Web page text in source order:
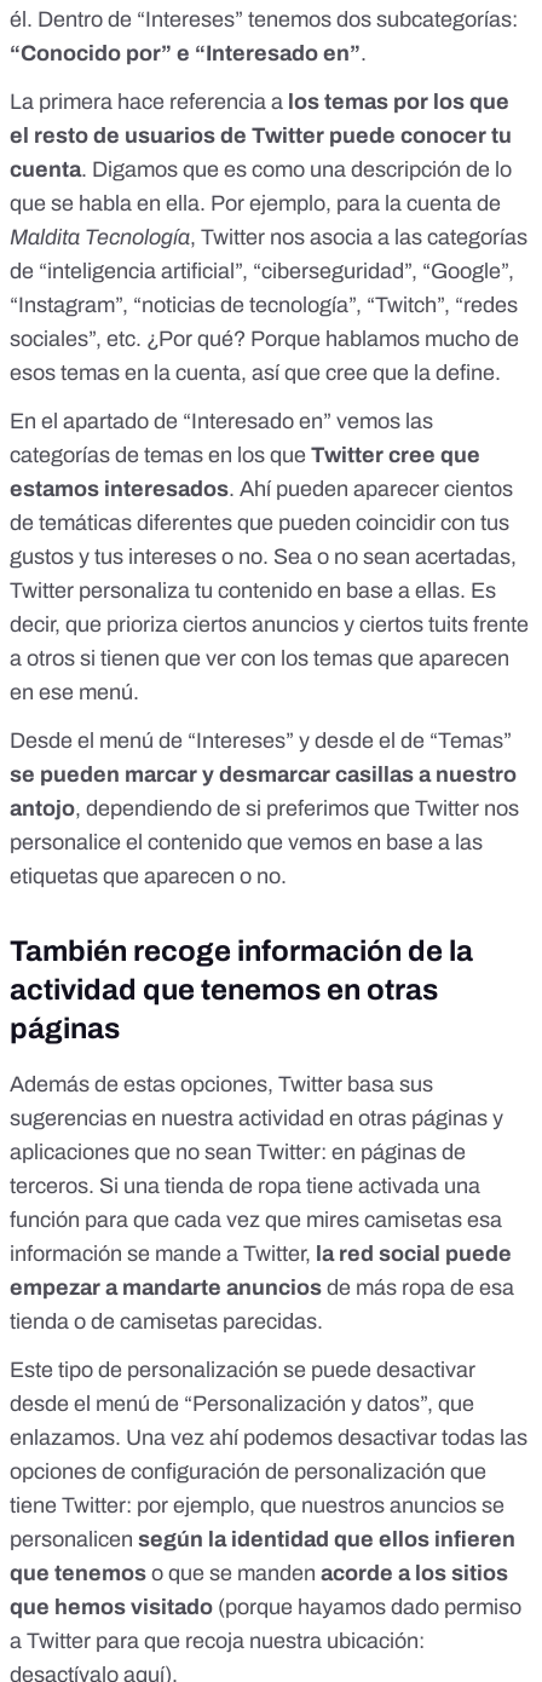
él. Dentro de “Intereses” tenemos dos subcategorías:
“Conocido por” e “Interesado en”.
La primera hace referencia a los temas por los que
el resto de usuarios de Twitter puede conocer tu
cuenta. Digamos que es como una descripción de lo
que se habla en ella. Por ejemplo, para la cuenta de
Maldita Tecnología, Twitter nos asocia a las categorías
de “inteligencia artificial”, “ciberseguridad”, “Google”,
“Instagram”, “noticias de tecnología”, “Twitch”, “redes
sociales”, etc. ¿Por qué? Porque hablamos mucho de
esos temas en la cuenta, así que cree que la define.
En el apartado de “Interesado en” vemos las
categorías de temas en los que Twitter cree que
estamos interesados. Ahí pueden aparecer cientos
de temáticas diferentes que pueden coincidir con tus
gustos y tus intereses o no. Sea o no sean acertadas,
Twitter personaliza tu contenido en base a ellas. Es
decir, que prioriza ciertos anuncios y ciertos tuits frente
a otros si tienen que ver con los temas que aparecen
en ese menú.
Desde el menú de “Intereses” y desde el de “Temas”
se pueden marcar y desmarcar casillas a nuestro
antojo, dependiendo de si preferimos que Twitter nos
personalice el contenido que vemos en base a las
etiquetas que aparecen o no.
También recoge información de la
actividad que tenemos en otras
páginas
Además de estas opciones, Twitter basa sus
sugerencias en nuestra actividad en otras páginas y
aplicaciones que no sean Twitter: en páginas de
terceros. Si una tienda de ropa tiene activada una
función para que cada vez que mires camisetas esa
información se mande a Twitter, la red social puede
empezar a mandarte anuncios de más ropa de esa
tienda o de camisetas parecidas.
Este tipo de personalización se puede desactivar
desde el menú de “Personalización y datos”, que
enlazamos. Una vez ahí podemos desactivar todas las
opciones de configuración de personalización que
tiene Twitter: por ejemplo, que nuestros anuncios se
personalicen según la identidad que ellos infieren
que tenemos o que se manden acorde a los sitios
que hemos visitado (porque hayamos dado permiso
a Twitter para que recoja nuestra ubicación:
desactívalo aquí).